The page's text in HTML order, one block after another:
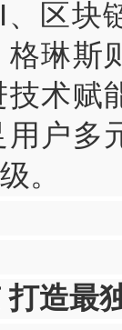
区块
琳斯
术赋
户多
。
造最